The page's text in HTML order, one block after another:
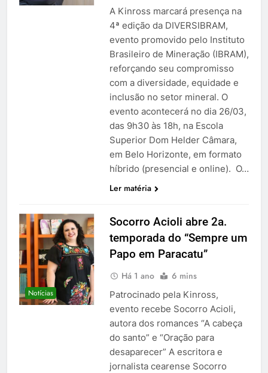
A Kinross marcará presença na
4ª edição da DIVERSIBRAM,
evento promovido pelo Instituto
Brasileiro de Mineração (IBRAM),
reforçando seu compromisso
com a diversidade, equidade e
inclusão no setor mineral. O
evento acontecerá no dia 26/03,
das 9h30 às 18h, na Escola
Superior Dom Helder Câmara,
em Belo Horizonte, em formato
híbrido (presencial e online). O…
Ler matéria
Notícias
Socorro Acioli abre 2a.
temporada do “Sempre um
Papo em Paracatu”
Há 1 ano 6 mins
Patrocinado pela Kinross,
evento recebe Socorro Acioli,
autora dos romances “A cabeça
do santo” e “Oração para
desaparecer” A escritora e
jornalista cearense Socorro